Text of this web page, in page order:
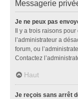
Messagerie
Je ne peux pas
Il y a trois raisons pour
l’administrateur a
forum, ou
Contactez
Haut
Je reçois sans arrêt